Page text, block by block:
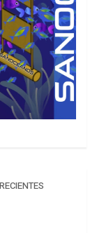
RECIENTES